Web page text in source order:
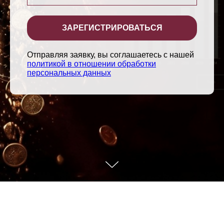
ЗАРЕГИСТРИРОВАТЬСЯ
Отправляя заявку, вы соглашаетесь с нашей
политикой в отношении обработки
персональных данных